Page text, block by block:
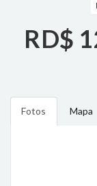
RD$
Fotos Mapa